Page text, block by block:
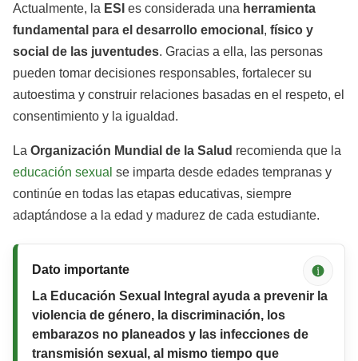
Actualmente, la ESI es considerada una herramienta
fundamental para el desarrollo emocional , físico y
social de las juventudes. Gracias a ella, las personas
pueden tomar decisiones responsables, fortalecer su
autoestima y construir relaciones basadas en el respeto, el
consentimiento y la igualdad.
La Organización Mundial de la Salud recomienda que la
educación sexual se imparta desde edades tempranas y
continúe en todas las etapas educativas, siempre
adaptándose a la edad y madurez de cada estudiante.
La Educación Sexual Integral ayuda a prevenir la
violencia de género, la discriminación, los
embarazos no planeados y las infecciones de
transmisión sexual, al mismo tiempo que
Dato importante